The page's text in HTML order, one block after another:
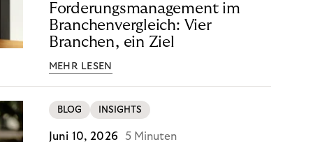
Forderungsmanagement im
Branchenvergleich: Vier
Branchen, ein Ziel
MEHR LESEN
BLOG INSIGHTS
Juni 10, 2026 5 Minuten